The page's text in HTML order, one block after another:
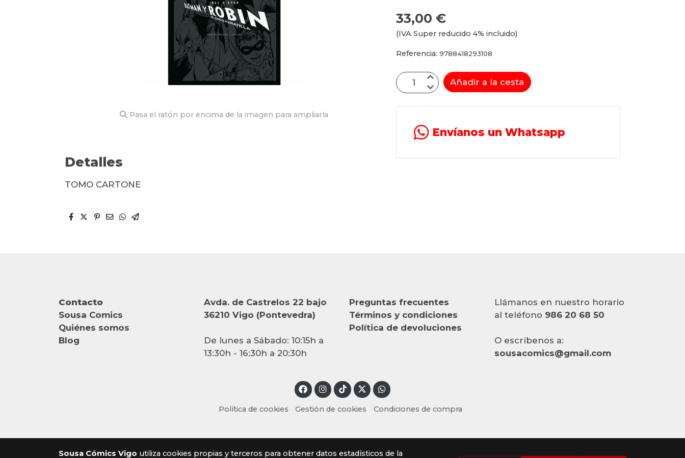
Pasa el ratón por encima de la imagen para ampliarla
Detalles
TOMO CARTONE
33,00 €
(IVA Super reducido 4% incluido)
Referencia:9788418293108
Añadir a la cesta
Envíanos un Whatsapp
Contacto
Sousa Comics
Quiénes somos
Blog
Avda. de Castrelos 22 bajo
36210 Vigo (Pontevedra)
De lunes a Sábado: 10:15h a
13:30h - 16:30h a 20:30h
Preguntas frecuentes
Términos y condiciones
Política de devoluciones
Llámanos en nuestro horario
al teléfono 986 20 68 50
O escríbenos a:
sousacomics@gmail.com
Política de cookies Gestión de cookies Condiciones de compra
Sousa Cómics Vigo utiliza cookies propias y terceros para obtener datos estadísticos de la